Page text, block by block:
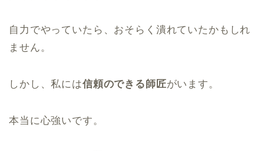
自力でやっていたら、おそらく潰れていたかもしれ
ません。
しかし、私には信頼のできる師匠がいます。
本当に心強いです。